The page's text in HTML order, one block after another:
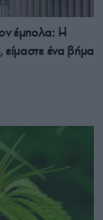
έμπολα: Η
είμαστε ένα βήμα